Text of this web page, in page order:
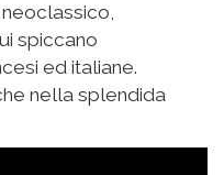
spiccano
ed italiane.
nella splendida